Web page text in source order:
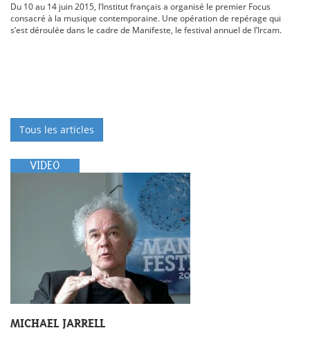
Du 10 au 14 juin 2015, l’Institut français a organisé le premier Focus
consacré à la musique contemporaine. Une opération de repérage qui
s’est déroulée dans le cadre de Manifeste, le festival annuel de l’Ircam.
Tous les articles
VIDEO
MICHAEL JARRELL